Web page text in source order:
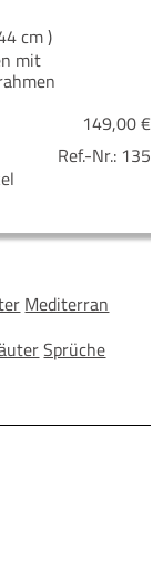
cm )
mit
149,00€
Ref.-Nr.: 135
Mediterran
Sprüche